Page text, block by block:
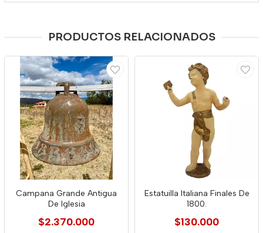
PRODUCTOS RELACIONADOS
Campana Grande Antigua
De Iglesia
$2.370.000
Estatuilla Italiana Finales De
1800.
$130.000